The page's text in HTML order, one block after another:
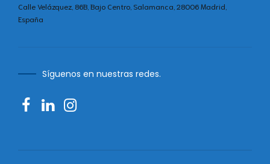
Calle Velázquez, 86B, Bajo Centro, Salamanca, 28006 Madrid,
España
Síguenos en nuestras redes.